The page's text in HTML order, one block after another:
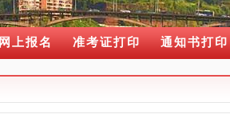
网上报名 准考证打印 通知书打印